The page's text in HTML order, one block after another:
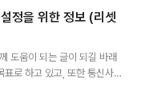
정을 위한 정보 (리셋
움이 되는 글이 되길 바래
표로 하고 있고, 또한 통신사